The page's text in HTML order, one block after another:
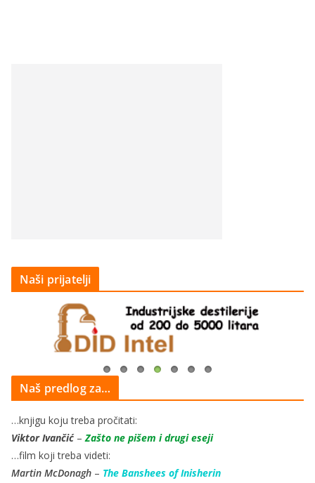
Naši prijatelji
Naš predlog za…
…knjigu koju treba pročitati:
Viktor Ivančić–Zašto ne pišem i drugi eseji
…film koji treba videti:
Martin McDonagh – The Banshees of Inisherin